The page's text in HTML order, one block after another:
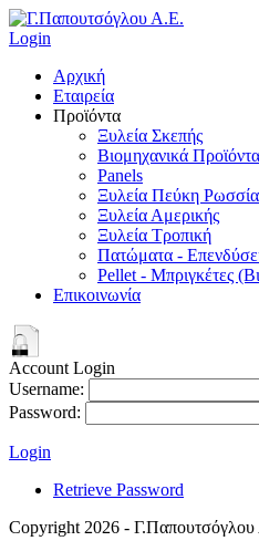
Login
Αρχική
Εταιρεία
Προϊόντα
Ξυλεία Σκεπής
Βιομηχανικά Προϊόντα
Panels
Ξυλεία Πεύκη
Ξυλεία Αμερικής
Ξυλεία Τροπική
Πατώματα -
Pellet - Μπριγκέτες
Επικοινωνία
Account Login
Username:
Password:
Login
Retrieve Password
Copyright 2026 -